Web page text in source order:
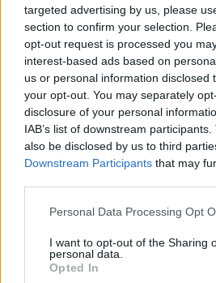
targeted advertising by us, please
section to confirm your selection.
opt-out request is processed you
interest-based ads based on
us or personal information disclosed
your opt-out. You may separately
disclosure of your personal
IAB’s list of downstream
also be disclosed by us to third
Downstream Participants that may
Personal Data Processing Opt
I want to opt-out of the Sharing
personal data.
Opted In
con gran ilusión la llegada
marzo, fecha en la que
si será niño o niña.